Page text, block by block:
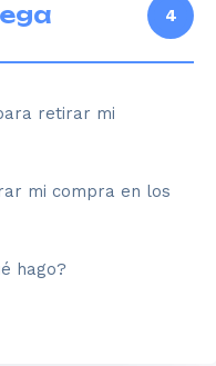
4
retirar mi
mi compra en los
hago?